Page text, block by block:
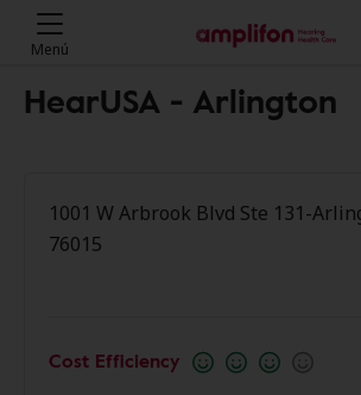
Menú
HearUSA - Arlington
1001 W Arbrook Blvd Ste 131-
76015
Cost Efficiency